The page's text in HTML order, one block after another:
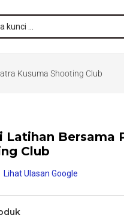
Kusuma Shooting Club
Latihan Bersama
Club
Lihat Ulasan Google